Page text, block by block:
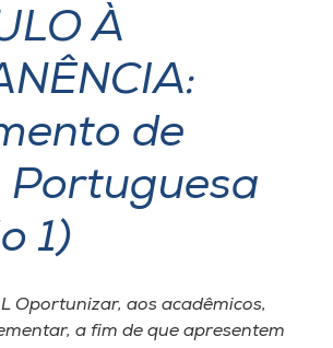
Estudante
À
de
Portuguesa
1)
Oportunizar, aos acadêmicos,
a fim de que apresentem